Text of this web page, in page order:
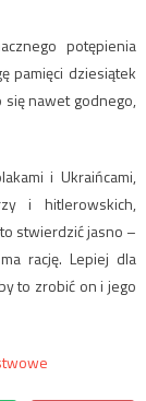
potępienia
pamięci dziesiątek
się nawet godnego,
i Ukraińcami,
i hitlerowskich,
stwierdzić jasno –
rację. Lepiej dla
to zrobić on i jego